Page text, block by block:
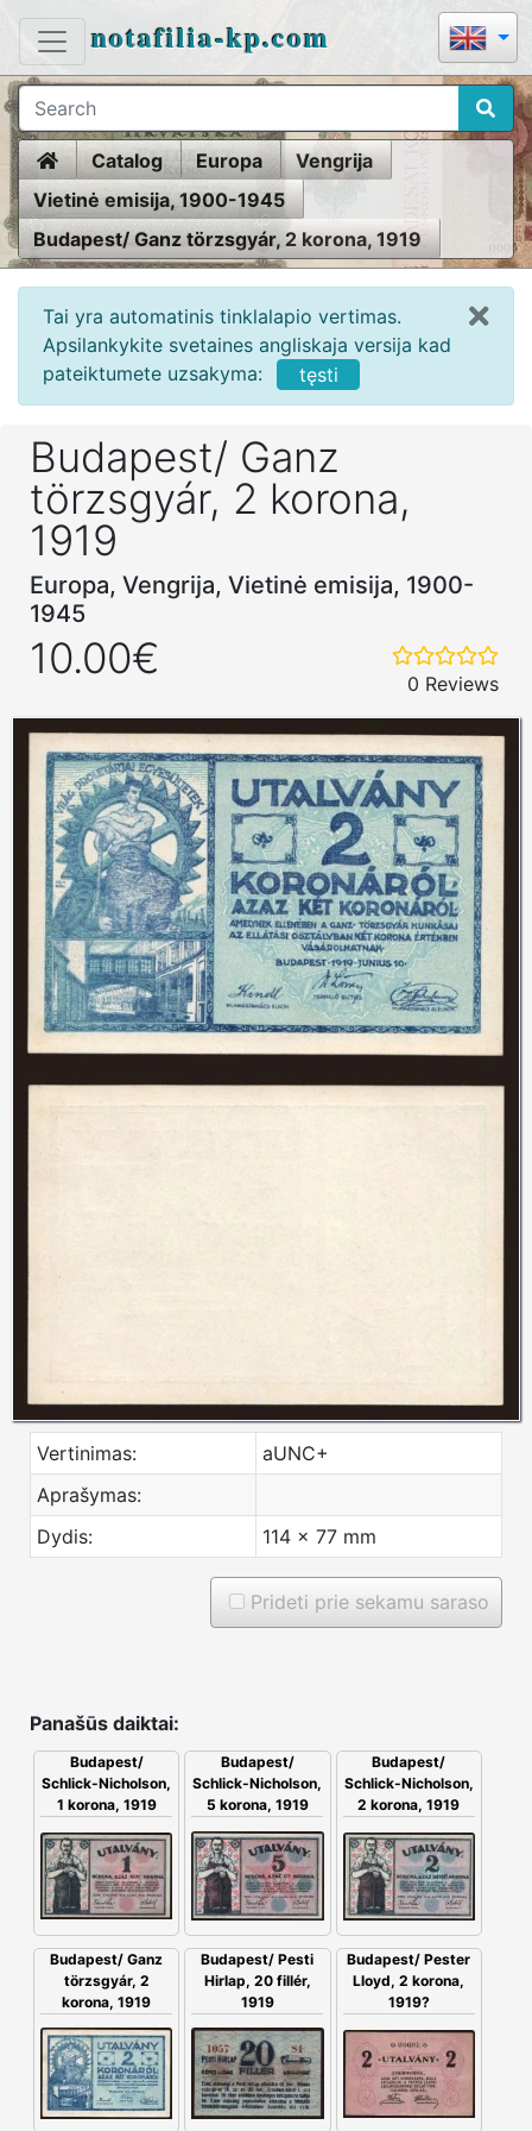
notafilia-kp.com
HomeCatalog Europa
Vengrija
Vietinė emisija, 1900-1945
Budapest/ Ganz törzsgyár, 2 korona, 1919
Tai yra automatinis tinklalapio vertimas.
Apsilankykite svetaines angliskaja versija kad
pateiktumete uzsakyma:
tęsti
Budapest/ Ganz
törzsgyár, 2 korona,
1919
Europa, Vengrija, Vietinė emisija, 1900-
1945
10.00€
0 Reviews
Vertinimas:
aUNC+
Aprašymas:
Dydis:
114 x 77 mm
Prideti prie sekamu saraso
Panašūs daiktai:
Budapest/
Schlick-Nicholson,
1 korona, 1919
Budapest/
Schlick-Nicholson,
5 korona, 1919
Budapest/
Schlick-Nicholson,
2 korona, 1919
Budapest/ Ganz
törzsgyár, 2
korona, 1919
Budapest/ Pesti
Hirlap, 20 fillér,
1919
Budapest/ Pester
Lloyd, 2 korona,
1919?